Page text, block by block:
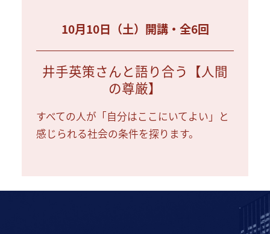
10月10日（土）開講・全6回
井手英策さんと語り合う【人間
の尊厳】
すべての人が「自分はここにいてよい」と
感じられる社会の条件を探ります。